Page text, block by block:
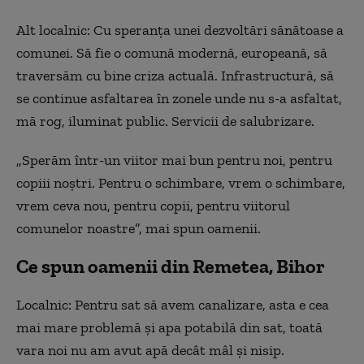
Alt localnic: Cu speranța unei dezvoltări sănătoase a
comunei. Să fie o comună modernă, europeană, să
traversăm cu bine criza actuală. Infrastructură, să
se continue asfaltarea în zonele unde nu s-a asfaltat,
mă rog, iluminat public. Servicii de salubrizare.
„Sperăm într-un viitor mai bun pentru noi, pentru
copiii noștri. Pentru o schimbare, vrem o schimbare,
vrem ceva nou, pentru copii, pentru viitorul
comunelor noastre”, mai spun oamenii.
Ce spun oamenii din Remetea, Bihor
Localnic: Pentru sat să avem canalizare, asta e cea
mai mare problemă și apa potabilă din sat, toată
vara noi nu am avut apă decât mâl și nisip.